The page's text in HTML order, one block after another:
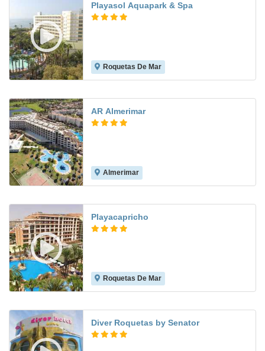
Playasol Aquapark & Spa
Roquetas De Mar
AR Almerimar
Almerimar
Playacapricho
Roquetas De Mar
Diver Roquetas by Senator